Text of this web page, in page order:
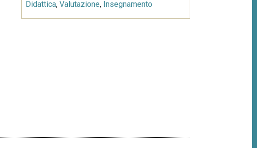
Didattica, Valutazione, Insegnamento